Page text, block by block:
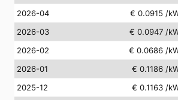
2026-04
€ 0.0915 /
2026-03
€ 0.0947 /
2026-02
€ 0.0686 /
2026-01
€ 0.1186 /
2025-12
€ 0.1163 /